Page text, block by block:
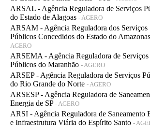
ARSAL - Agência Reguladora de Serviços
do Estado de Alagoas - AGERO
ARSAM - Agência Reguladora dos Serviços
Públicos Concedidos do Estado do Amazonas
AGERO
ARSEMA - Agência Reguladora de Serviços
Públicos do Maranhão - AGERO
ARSEP - Agência Reguladora de Serviços
do Rio Grande do Norte - AGERO
ARSESP - Agência Reguladora de
Energia de SP - AGERO
ARSI - Agência Reguladora de Saneamento
e Infraestrutura Viária do Espírito Santo -